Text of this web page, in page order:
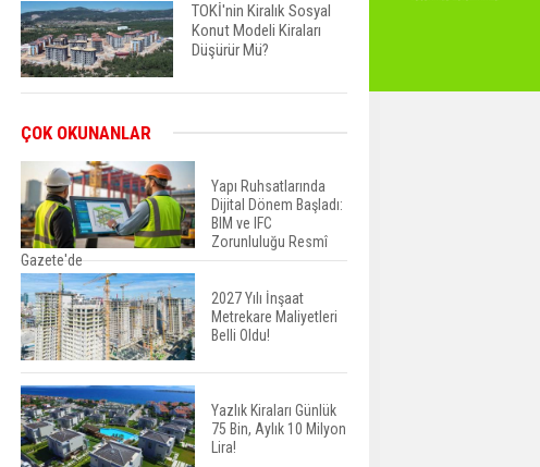
TOKİ'nin Kiralık Sosyal
Konut Modeli Kiraları
Düşürür Mü?
Yüzde 16,2 Arttı
Konut Satışları Güçlü
Seyrini Korudu Yabancıya
Satış Geriledi
ABD'de İnşaat
Harcamaları Geriledi
Tercih Döneminde
Barınma Telaşı Başladı
ÇOK OKUNANLAR
Yapı Ruhsatlarında
Dijital Dönem Başladı:
BIM ve IFC
Zorunluluğu Resmî
Gazete'de
2027 Yılı İnşaat
Metrekare Maliyetleri
Belli Oldu!
Yazlık Kiraları Günlük
75 Bin, Aylık 10 Milyon
Lira!